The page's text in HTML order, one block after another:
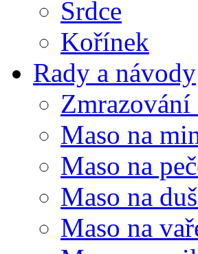
Srdce
Kořínek
Rady a návody
Maso na
Maso na
Maso na
Maso na